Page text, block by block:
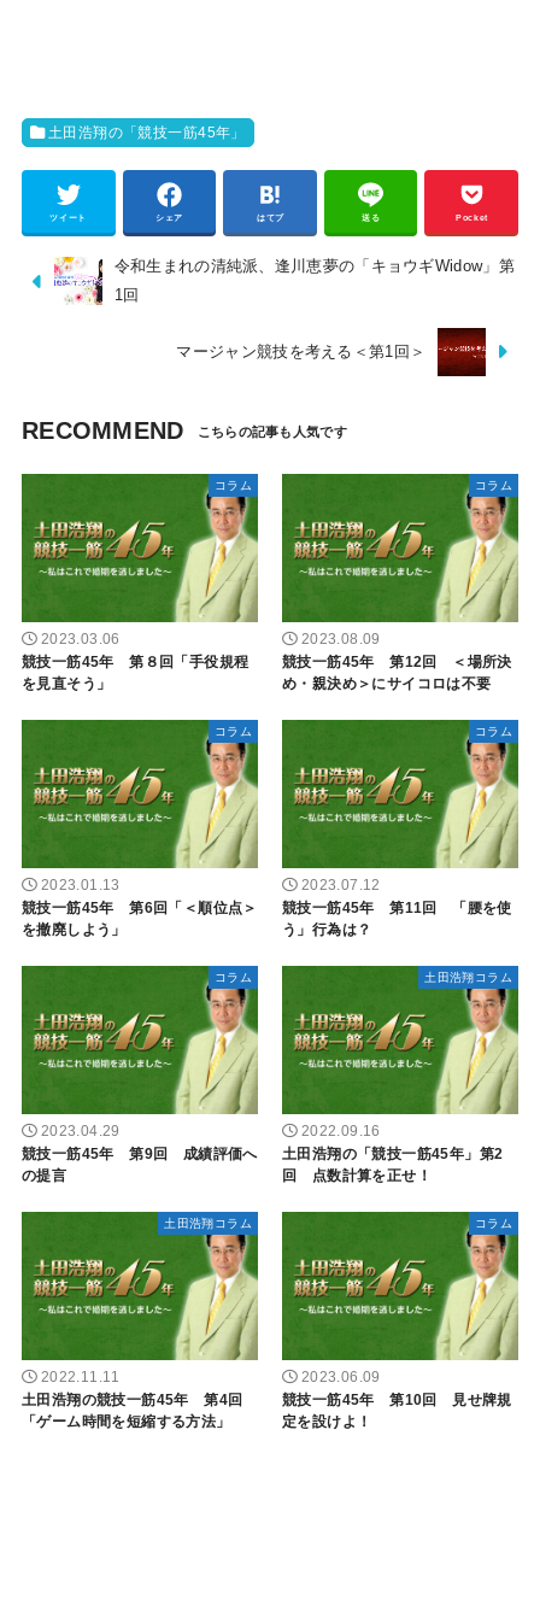
土田浩翔の「競技一筋45年」
ツイート シェア はてブ 送る Pocket
令和生まれの清純派、逢川恵夢の「キョウギWidow」第
1回
マージャン競技を考える＜第1回＞
RECOMMEND
コラム
2023.03.06
競技一筋45年 第８回「手役規程
を見直そう」
コラム
2023.08.09
競技一筋45年 第12回 ＜場所決
め・親決め＞にサイコロは不要
コラム
2023.01.13
競技一筋45年 第6回「＜順位点＞
を撤廃しよう」
コラム
2023.07.12
競技一筋45年 第11回 「腰を使
う」行為は？
コラム
2023.04.29
競技一筋45年 第9回 成績評価へ
の提言
土田浩翔コラム
2022.09.16
土田浩翔の「競技一筋45年」第2
回 点数計算を正せ！
土田浩翔コラム
2022.11.11
土田浩翔の競技一筋45年 第4回
「ゲーム時間を短縮する方法」
コラム
2023.06.09
競技一筋45年 第10回 見せ牌規
定を設けよ！